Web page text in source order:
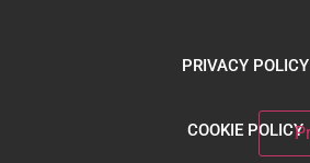
PRIVACY POLICY
COOKIE POLICY